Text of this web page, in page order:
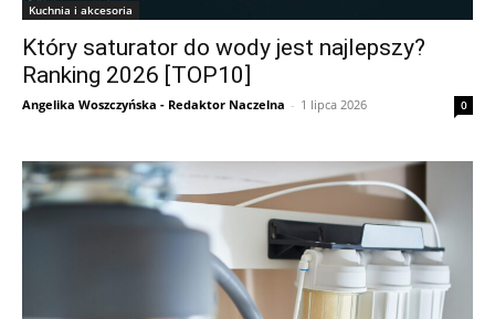
Kuchnia i akcesoria
Który saturator do wody jest najlepszy?
Ranking 2026 [TOP10]
Angelika Woszczyńska - Redaktor Naczelna - 1 lipca 2026 0